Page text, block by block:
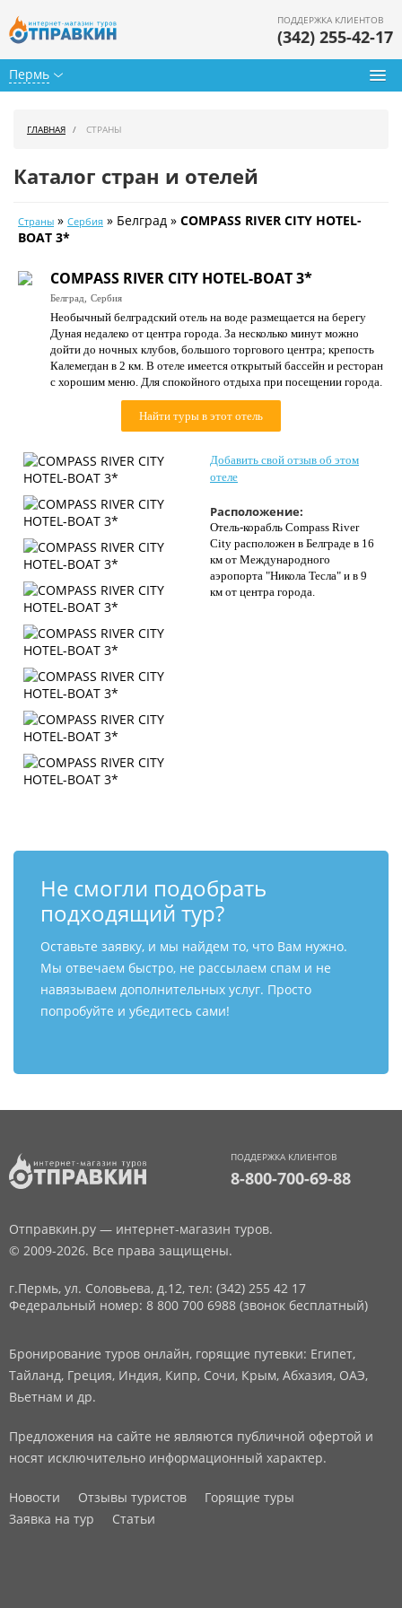
Пермь
ПОДДЕРЖКА КЛИЕНТОВ
(342) 255-42-17
Календарь туров
Цены дня
Страны
Как купить
О нас
ГЛАВНАЯ СТРАНЫ
Каталог стран и отелей
Страны » Сербия » Белград » COMPASS RIVER CITY HOTEL-
BOAT 3*
COMPASS RIVER CITY HOTEL-BOAT 3*
Белград, Сербия
Необычный белградский отель на воде размещается на берегу
Дуная недалеко от центра города. За несколько минут можно
дойти до ночных клубов, большого торгового центра; крепость
Калемегдан в 2 км. В отеле имеется открытый бассейн и ресторан
с хорошим меню. Для спокойного отдыха при посещении города.
Найти туры в этот отель
Добавить свой отзыв об этом
отеле
Расположение:
Отель-корабль Compass River
City расположен в Белграде в 16
км от Международного
аэропорта "Никола Тесла" и в 9
км от центра города.
Не смогли подобрать
подходящий тур?
Оставьте заявку, и мы найдем то, что Вам нужно.
Мы отвечаем быстро, не рассылаем спам и не
навязываем дополнительных услуг. Просто
попробуйте и убедитесь сами!
ПОДДЕРЖКА КЛИЕНТОВ
8-800-700-69-88
Отправкин.ру — интернет-магазин туров.
© 2009-2026. Все права защищены.
г.Пермь, ул. Соловьева, д.12, тел: (342) 255 42 17
Федеральный номер: 8 800 700 6988 (звонок бесплатный)
Бронирование туров онлайн, горящие путевки: Египет,
Тайланд, Греция, Индия, Кипр, Сочи, Крым, Абхазия, ОАЭ,
Вьетнам и др.
Предложения на сайте не являются публичной офертой и
носят исключительно информационный характер.
Новости Отзывы туристов
Горящие туры
Заявка на тур
Статьи